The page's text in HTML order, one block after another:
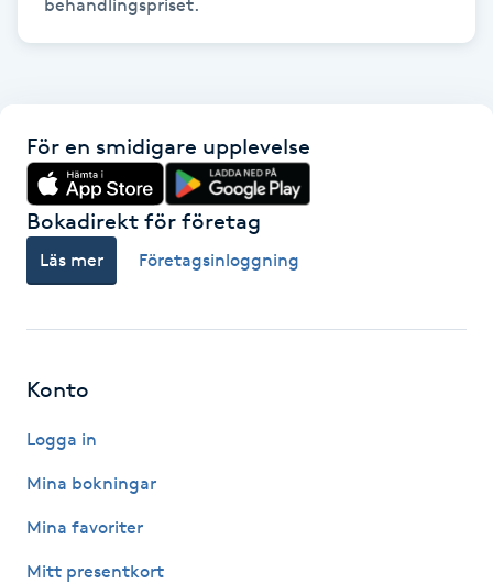
Frekvensterapi
Friskvårdsmassage
Frisör
Funktionsanalys
G
Gelenaglar
behandlingspriset.
För en smidigare upplevelse
Bokadirekt för företag
Läs mer Företagsinloggning
Konto
Logga in
Mina bokningar
Mina favoriter
Mitt presentkort